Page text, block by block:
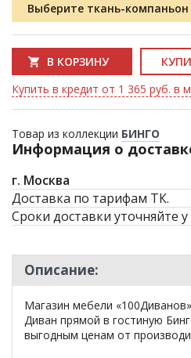
Выберите ткань-компаньон
В КОРЗИНУ
Купить в кредит от 1 365 руб. в
Товар из коллекции БИНГО
Информация о
г. Москва
Доставка по тарифам ТК.
Сроки доставки уточняйте
Описание:
Магазин мебели
Диван прямой в гостиную
выгодным ценам от